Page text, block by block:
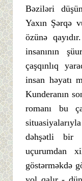
Bəziləri
Yaxın Şərqə
özünə
insanının
çaşqınlıq
insan həyatı
Kunderanın
romanı bu
dəhşətli bir
uçurumdan
göstərməkdə